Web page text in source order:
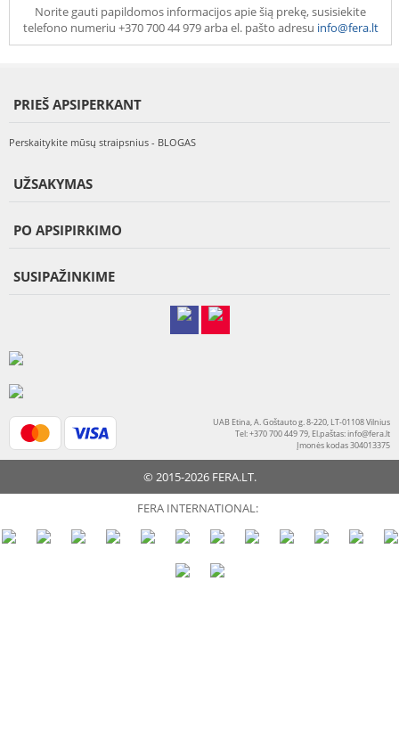
Norite gauti papildomos informacijos apie šią prekę, susisiekite
telefono numeriu +370 700 44 979 arba el. pašto adresu info@fera.lt
PRIEŠ APSIPERKANT
Perskaitykite mūsų straipsnius - BLOGAS
UŽSAKYMAS
PO APSIPIRKIMO
SUSIPAŽINKIME
UAB Etina, A. Goštauto g. 8-220, LT-01108 Vilnius
Tel: +370 700 449 79, El.paštas:info@fera.lt
Įmonės kodas 304013375
© 2015-2026 FERA.LT.
FERA INTERNATIONAL: